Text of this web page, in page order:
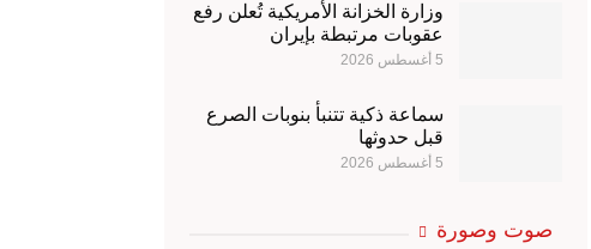
وزارة الخزانة الأمريكية تُعلن رفع
عقوبات مرتبطة بإيران
5 أغسطس 2026
سماعة ذكية تتنبأ بنوبات الصرع
قبل حدوثها
5 أغسطس 2026
صوت وصورة